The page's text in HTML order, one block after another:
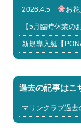
2026.4.5 お
【5月臨時休業の
新規導入艇【
過去の記事はこ
マリンクラブ過去